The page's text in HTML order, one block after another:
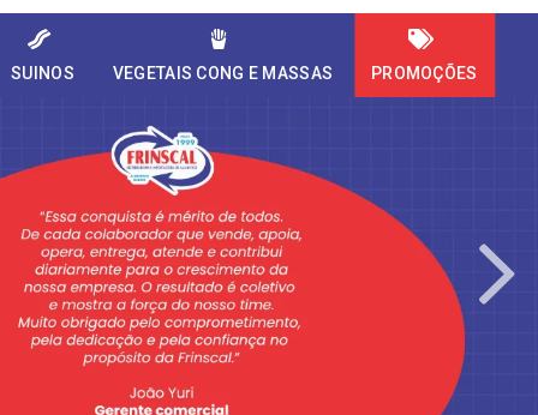
SUINOS VEGETAIS CONG E MASSAS PROMOÇÕES